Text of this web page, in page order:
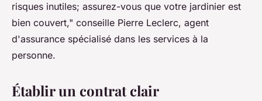
risques inutiles; assurez-vous que votre jardinier est
bien couvert," conseille Pierre Leclerc, agent
d'assurance spécialisé dans les services à la
personne.
Établir un contrat clair